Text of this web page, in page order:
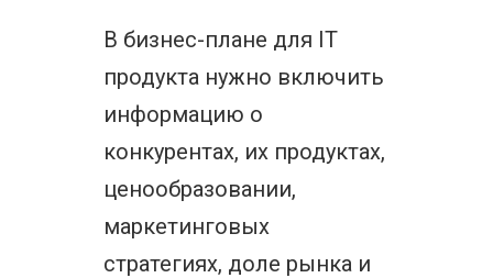
В бизнес-плане для IT
продукта нужно включить
информацию о
конкурентах, их продуктах,
ценообразовании,
маркетинговых
стратегиях, доле рынка и